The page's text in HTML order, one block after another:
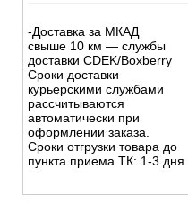
-Доставка за МКАД
свыше 10 км — службы
доставки CDEK/Boxberry
Сроки доставки
курьерскими службами
рассчитываются
автоматически при
оформлении заказа.
Сроки отгрузки товара до
пункта приема ТК: 1-3 дня.